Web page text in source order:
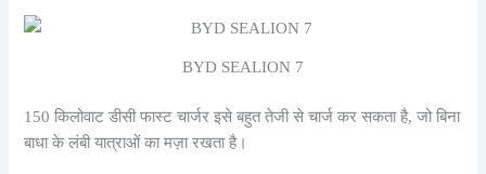
BYD SEALION 7
150 किलोवाट डीसी फास्ट चार्जर इसे बहुत तेजी से चार्ज कर सकता है, जो बिना
बाधा के लंबी यात्राओं का मज़ा रखता है।